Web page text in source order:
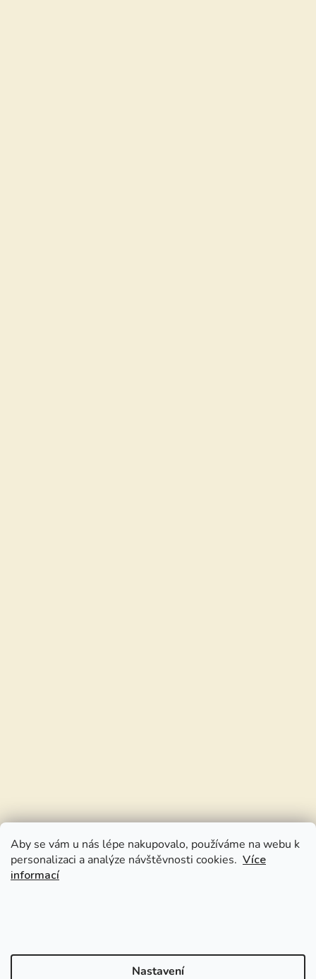
Aby se vám u nás lépe nakupovalo, používáme na webu k
personalizaci a analýze návštěvnosti cookies. Více
informací
Nastavení